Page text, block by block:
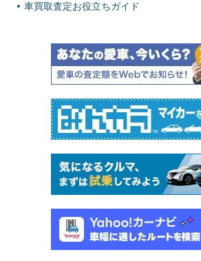
車買取査定お役立ちガイド